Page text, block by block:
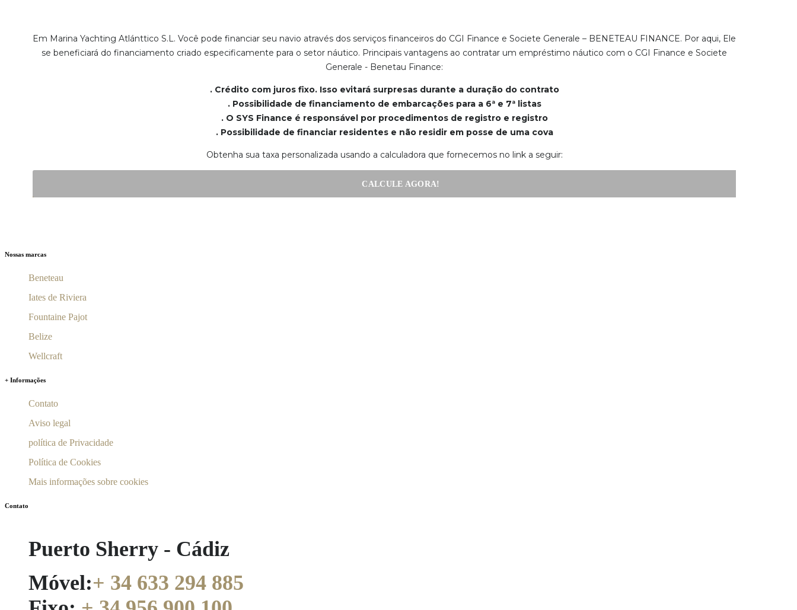
Em Marina Yachting Atlánttico S.L. Você pode financiar seu navio através dos serviços financeiros do CGI Finance e Societe Generale – BENETEAU FINANCE. Por aqui, Ele
se beneficiará do financiamento criado especificamente para o setor náutico. Principais vantagens ao contratar um empréstimo náutico com o CGI Finance e Societe
Generale - Benetau Finance:
. Crédito com juros fixo. Isso evitará surpresas durante a duração do contrato
. Possibilidade de financiamento de embarcações para a 6ª e 7ª listas
. O SYS Finance é responsável por procedimentos de registro e registro
. Possibilidade de financiar residentes e não residir em posse de uma cova
Obtenha sua taxa personalizada usando a calculadora que fornecemos no link a seguir:
CALCULE AGORA!
Nossas marcas
Beneteau
Iates de Riviera
Fountaine Pajot
Belize
Wellcraft
+ Informações
Contato
Aviso legal
política de Privacidade
Política de Cookies
Mais informações sobre cookies
Contato
Puerto Sherry - Cádiz
Móvel:+ 34 633 294 885